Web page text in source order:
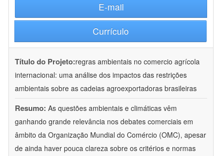
E-mail
Currículo
Título do Projeto:regras ambientais no comercio agrícola
internacional: uma análise dos impactos das restrições
ambientais sobre as cadeias agroexportadoras brasileiras
Resumo: As questões ambientais e climáticas vêm
ganhando grande relevância nos debates comerciais em
âmbito da Organização Mundial do Comércio (OMC), apesar
de ainda haver pouca clareza sobre os critérios e normas